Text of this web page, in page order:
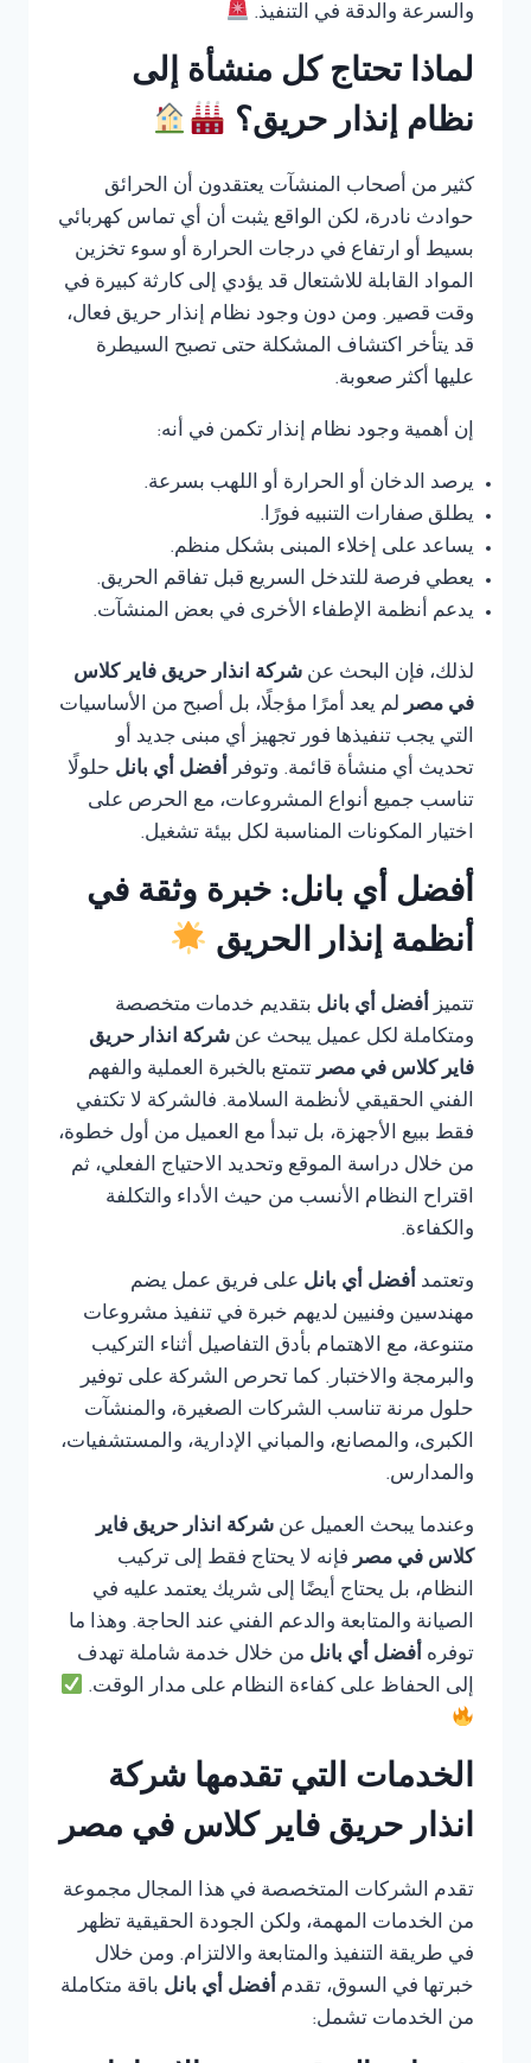
والسرعة والدقة في التنفيذ.
لماذا تحتاج كل منشأة إلى
نظام إنذار حريق؟
كثير من أصحاب المنشآت يعتقدون أن الحرائق
حوادث نادرة، لكن الواقع يثبت أن أي تماس كهربائي
بسيط أو ارتفاع في درجات الحرارة أو سوء تخزين
المواد القابلة للاشتعال قد يؤدي إلى كارثة كبيرة في
وقت قصير. ومن دون وجود نظام إنذار حريق فعال،
قد يتأخر اكتشاف المشكلة حتى تصبح السيطرة
عليها أكثر صعوبة.
إن أهمية وجود نظام إنذار تكمن في أنه:
يرصد الدخان أو الحرارة أو اللهب بسرعة.
يطلق صفارات التنبيه فورًا.
يساعد على إخلاء المبنى بشكل منظم.
يعطي فرصة للتدخل السريع قبل تفاقم الحريق.
يدعم أنظمة الإطفاء الأخرى في بعض المنشآت.
لذلك، فإن البحث عن شركة انذار حريق فاير كلاس
في مصر لم يعد أمرًا مؤجلًا، بل أصبح من الأساسيات
التي يجب تنفيذها فور تجهيز أي مبنى جديد أو
تحديث أي منشأة قائمة. وتوفر أفضل أي بانل حلولًا
تناسب جميع أنواع المشروعات، مع الحرص على
اختيار المكونات المناسبة لكل بيئة تشغيل.
أفضل أي بانل: خبرة وثقة في
أنظمة إنذار الحريق
تتميز أفضل أي بانل بتقديم خدمات متخصصة
ومتكاملة لكل عميل يبحث عن شركة انذار حريق
فاير كلاس في مصر تتمتع بالخبرة العملية والفهم
الفني الحقيقي لأنظمة السلامة. فالشركة لا تكتفي
فقط ببيع الأجهزة، بل تبدأ مع العميل من أول خطوة،
من خلال دراسة الموقع وتحديد الاحتياج الفعلي، ثم
اقتراح النظام الأنسب من حيث الأداء والتكلفة
والكفاءة.
وتعتمد أفضل أي بانل على فريق عمل يضم
مهندسين وفنيين لديهم خبرة في تنفيذ مشروعات
متنوعة، مع الاهتمام بأدق التفاصيل أثناء التركيب
والبرمجة والاختبار. كما تحرص الشركة على توفير
حلول مرنة تناسب الشركات الصغيرة، والمنشآت
الكبرى، والمصانع، والمباني الإدارية، والمستشفيات،
والمدارس.
وعندما يبحث العميل عن شركة انذار حريق فاير
كلاس في مصر فإنه لا يحتاج فقط إلى تركيب
النظام، بل يحتاج أيضًا إلى شريك يعتمد عليه في
الصيانة والمتابعة والدعم الفني عند الحاجة. وهذا ما
توفره أفضل أي بانل من خلال خدمة شاملة تهدف
إلى الحفاظ على كفاءة النظام على مدار الوقت.
الخدمات التي تقدمها شركة
انذار حريق فاير كلاس في مصر
تقدم الشركات المتخصصة في هذا المجال مجموعة
من الخدمات المهمة، ولكن الجودة الحقيقية تظهر
في طريقة التنفيذ والمتابعة والالتزام. ومن خلال
خبرتها في السوق، تقدم أفضل أي بانل باقة متكاملة
من الخدمات تشمل: